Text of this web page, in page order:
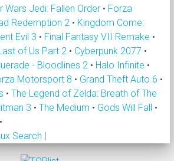
Wars Jedi: Fallen Order • Forza
Redemption 2 • Kingdom Come:
Evil 3 • Final Fantasy VII Remake •
of Us Part 2 • Cyberpunk 2077 •
- Bloodlines 2 • Halo Infinite •
Motorsport 8 • Grand Theft Auto 6 •
• The Legend of Zelda: Breath of The
3 • The Medium • Gods Will Fall •
•
Search |